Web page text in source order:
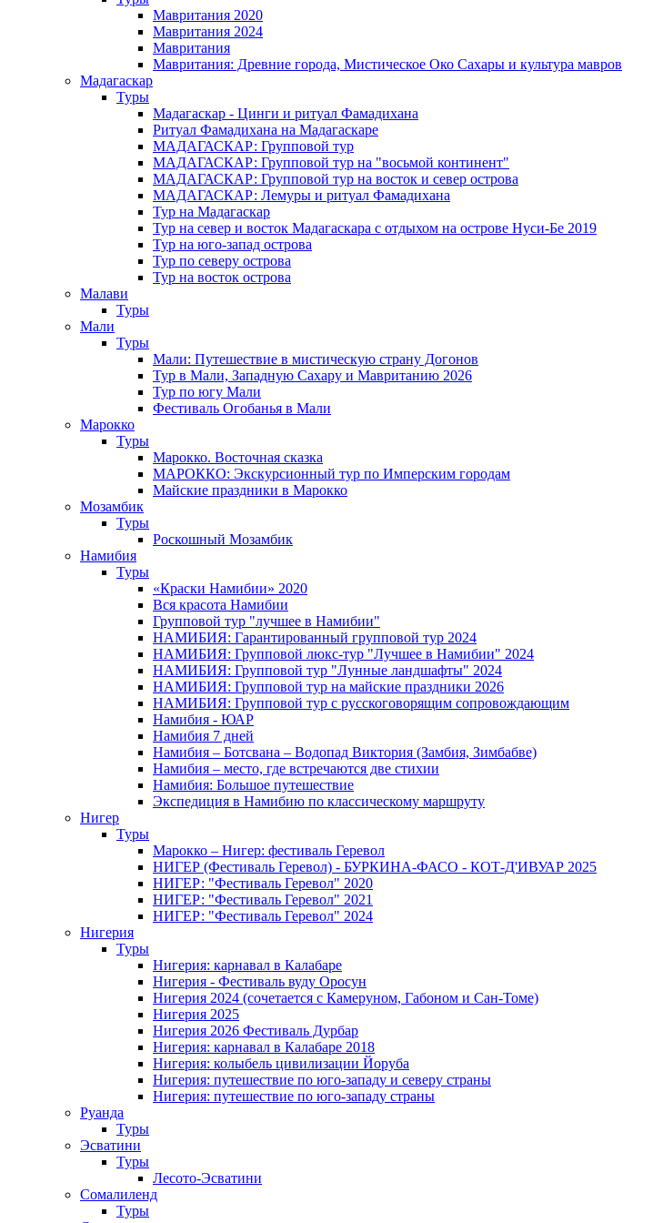
Мавритания 2020
Мавритания 2024
Мавритания
Мавритания: Древние города, Мистическое Око Сахары и культура мавров
Мадагаскар
Туры
Мадагаскар - Цинги и ритуал Фамадихана
Ритуал Фамадихана на Мадагаскаре
МАДАГАСКАР: Групповой тур
МАДАГАСКАР: Групповой тур на "восьмой континент"
МАДАГАСКАР: Групповой тур на восток и север острова
МАДАГАСКАР: Лемуры и ритуал Фамадихана
Тур на Мадагаскар
Тур на север и восток Мадагаскара с отдыхом на острове Нуси-Бе 2019
Тур на юго-запад острова
Тур по северу острова
Тур на восток острова
Малави
Туры
Мали
Туры
Мали: Путешествие в мистическую страну Догонов
Тур в Мали, Западную Сахару и Мавританию 2026
Тур по югу Мали
Фестиваль Огобанья в Мали
Марокко
Туры
Марокко. Восточная сказка
МАРОККО: Экскурсионный тур по Имперским городам
Майские праздники в Марокко
Мозамбик
Туры
Роскошный Мозамбик
Намибия
Туры
«Краски Намибии» 2020
Вся красота Намибии
Групповой тур "лучшее в Намибии"
НАМИБИЯ: Гарантированный групповой тур 2024
НАМИБИЯ: Групповой люкс-тур "Лучшее в Намибии" 2024
НАМИБИЯ: Групповой тур "Лунные ландшафты" 2024
НАМИБИЯ: Групповой тур на майские праздники 2026
НАМИБИЯ: Групповой тур с русскоговорящим сопровождающим
Намибия - ЮАР
Намибия 7 дней
Намибия – Ботсвана – Водопад Виктория (Замбия, Зимбабве)
Намибия – место, где встречаются две стихии
Намибия: Большое путешествие
Экспедиция в Намибию по классическому маршруту
Нигер
Туры
Марокко – Нигер: фестиваль Геревол
НИГЕР (Фестиваль Геревол) - БУРКИНА-ФАСО - КОТ-Д'ИВУАР 2025
НИГЕР: "Фестиваль Геревол" 2020
НИГЕР: "Фестиваль Геревол" 2021
НИГЕР: "Фестиваль Геревол" 2024
Нигерия
Туры
Нигерия: карнавал в Калабаре
Нигерия - Фестиваль вуду Оросун
Нигерия 2024 (сочетается с Камеруном, Габоном и Сан-Томе)
Нигерия 2025
Нигерия 2026 Фестиваль Дурбар
Нигерия: карнавал в Калабаре 2018
Нигерия: колыбель цивилизации Йоруба
Нигерия: путешествие по юго-западу и северу страны
Нигерия: путешествие по юго-западу страны
Руанда
Туры
Эсватини
Туры
Лесото-Эсватини
Сомалиленд
Туры